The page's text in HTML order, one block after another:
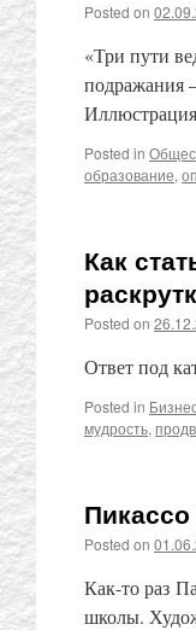
Posted on
«Три пути
подражания
Posted in
образование,
Как
Posted on
Ответ под
Posted in
мудрость,
Posted on
Как-то раз
школы.